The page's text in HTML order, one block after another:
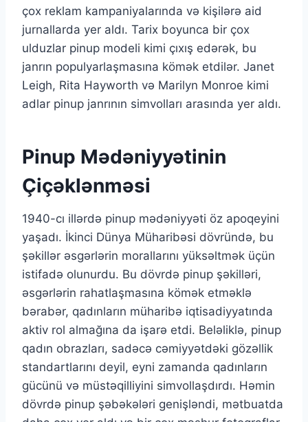
çox reklam kampaniyalarında və kişilərə aid
jurnallarda yer aldı. Tarix boyunca bir çox
ulduzlar pinup modeli kimi çıxış edərək, bu
janrın populyarlaşmasına kömək etdilər. Janet
Leigh, Rita Hayworth və Marilyn Monroe kimi
adlar pinup janrının simvolları arasında yer aldı.
Pinup Mədəniyyətinin
Çiçəklənməsi
1940-cı illərdə pinup mədəniyyəti öz apoqeyini
yaşadı. İkinci Dünya Müharibəsi dövründə, bu
şəkillər əsgərlərin morallarını yüksəltmək üçün
istifadə olunurdu. Bu dövrdə pinup şəkilləri,
əsgərlərin rahatlaşmasına kömək etməklə
bərabər, qadınların müharibə iqtisadiyyatında
aktiv rol almağına da işarə etdi. Beləliklə, pinup
qadın obrazları, sadəcə cəmiyyətdəki gözəllik
standartlarını deyil, eyni zamanda qadınların
gücünü və müstəqilliyini simvollaşdırdı. Həmin
dövrdə pinup şəbəkələri genişləndi, mətbuatda